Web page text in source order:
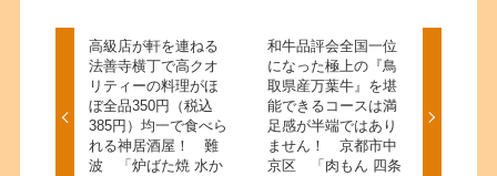
高級店が軒を連ねる
法善寺横丁で高クオ
リティーの料理がほ
ぼ全品350円（税込
385円）均一で食べら
れる神居酒屋！ 難
波 「炉ばた焼 水か
和牛品評会全国一位
になった極上の『鳥
取県産万葉牛』を堪
能できるコースは満
足感が半端ではあり
ません！ 京都市中
京区 「肉もん 四条